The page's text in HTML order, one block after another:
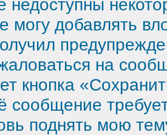
недоступны
могу добавлять
на
кнопка
сообщение
поднять мою